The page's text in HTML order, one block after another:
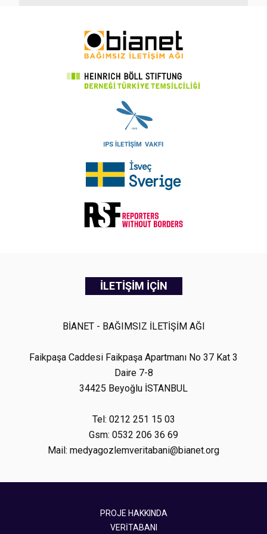
İLETİŞİM İÇİN
BİANET - BAĞIMSIZ İLETİŞİM AĞI
Faikpaşa Caddesi Faikpaşa Apartmanı No 37 Kat 3
Daire 7-8
34425 Beyoğlu İSTANBUL
Tel: 0212 251 15 03
Gsm: 0532 206 36 69
Mail: medyagozlemveritabani@bianet.org
PROJE HAKKINDA
VERİTABANI